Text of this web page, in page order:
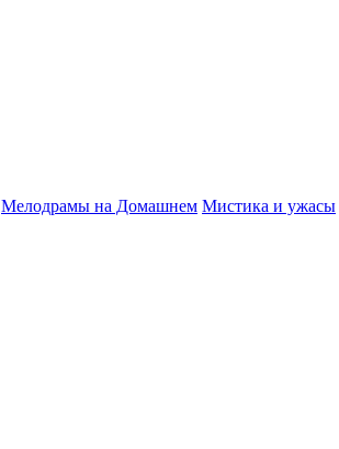
Мелодрамы на Домашнем Мистика и ужасы